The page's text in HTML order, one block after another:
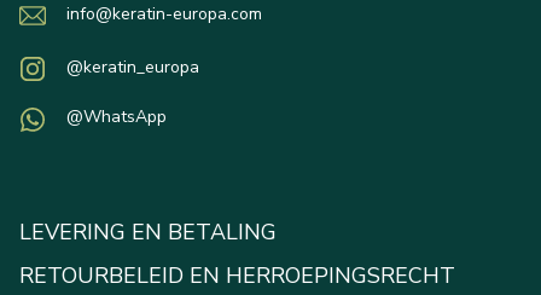
info@keratin-europa.com
@keratin_europa
@WhatsApp
LEVERING EN BETALING
RETOURBELEID EN HERROEPINGSRECHT